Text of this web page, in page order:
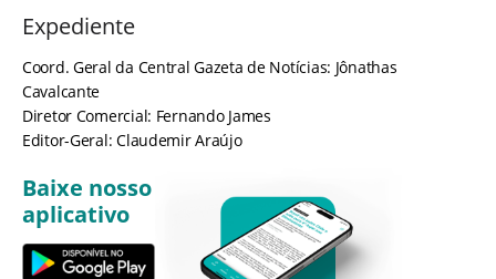
Expediente
Coord. Geral da Central Gazeta de Notícias: Jônathas
Cavalcante
Diretor Comercial: Fernando James
Editor-Geral: Claudemir Araújo
Baixe nosso
aplicativo